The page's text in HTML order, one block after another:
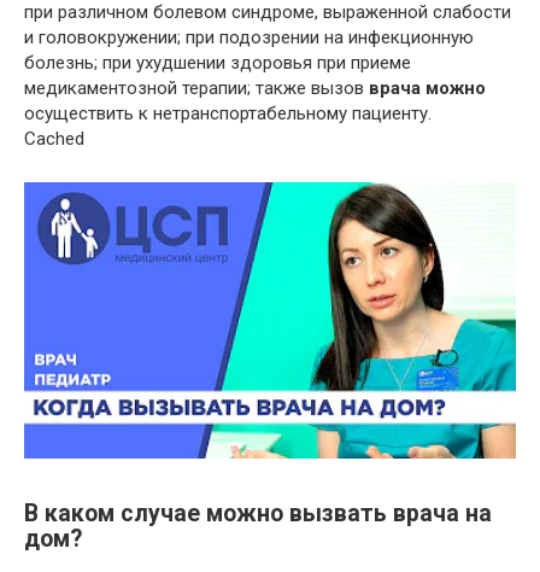
при различном болевом синдроме, выраженной слабости
и головокружении; при подозрении на инфекционную
болезнь; при ухудшении здоровья при приеме
медикаментозной терапии; также вызов врача можно
осуществить к нетранспортабельному пациенту.
Cached
В каком случае можно вызвать врача на
дом?